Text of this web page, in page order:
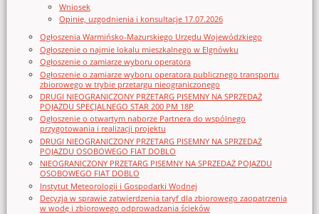
Wniosek
Opinie, uzgodnienia i konsultacje 17.07.2026
Ogłoszenia Warmińsko-Mazurskiego Urzędu Wojewódzkiego
Ogłoszenie o najmie lokalu mieszkalnego w Elgnówku
Ogłoszenie o zamiarze wyboru operatora
Ogłoszenie o zamiarze wyboru operatora publicznego transportu
zbiorowego w trybie przetargu nieograniczonego
DRUGI NIEOGRANICZONY PRZETARG PISEMNY NA SPRZEDAŻ
POJAZDU SPECJALNEGO STAR 200 PM 18P
Ogłoszenie o otwartym naborze Partnera do wspólnego
przygotowania i realizacji projektu
DRUGI NIEOGRANICZONY PRZETARG PISEMNY NA SPRZEDAŻ
POJAZDU OSOBOWEGO FIAT DOBLO
NIEOGRANICZONY PRZETARG PISEMNY NA SPRZEDAŻ POJAZDU
OSOBOWEGO FIAT DOBLO
Instytut Meteorologii i Gospodarki Wodnej
Decyzja w sprawie zatwierdzenia taryf dla zbiorowego zaopatrzenia
w wodę i zbiorowego odprowadzania ścieków